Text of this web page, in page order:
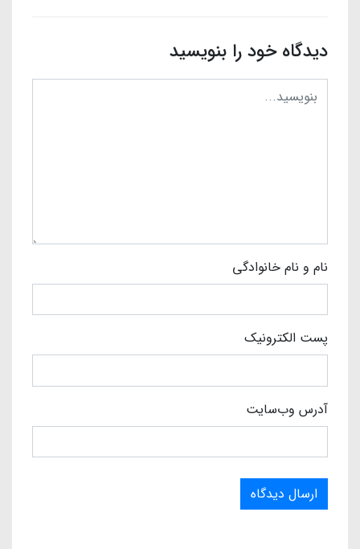
دیدگاه خود را بنویسید
نام و نام خانوادگی
پست الکترونیک
آدرس وب‌سایت
ارسال دیدگاه